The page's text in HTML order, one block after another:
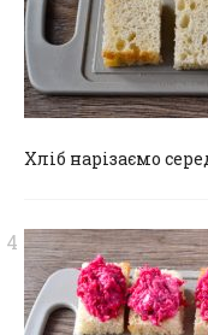
Хліб нарізаємо